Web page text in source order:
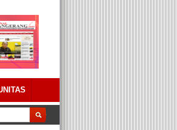
Dengan Catatan